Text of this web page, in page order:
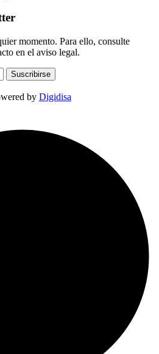
momento. Para ello, consulte
en el aviso legal.
Suscribirse
by Digidisa